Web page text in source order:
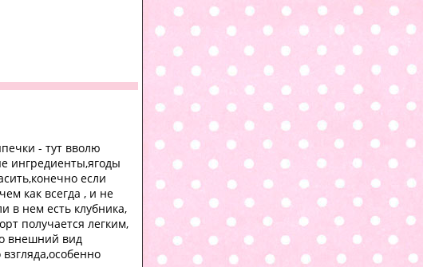
- тут вволю
ингредиенты,ягоды
если
как всегда , и не
в нем есть клубника,
получается легким,
внешний вид